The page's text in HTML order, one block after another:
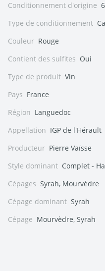
Conditionnement d'origine 6
Type de conditionnement
Couleur Rouge
Contient des sulfites Oui
Type de produit Vin
Pays France
Région Languedoc
Appellation IGP de l'Hérault
Producteur Pierre Vaïsse
Style dominant Complet -
Cépages Syrah, Mourvèdre
Cépage dominant Syrah
Cépage Mourvèdre, Syrah